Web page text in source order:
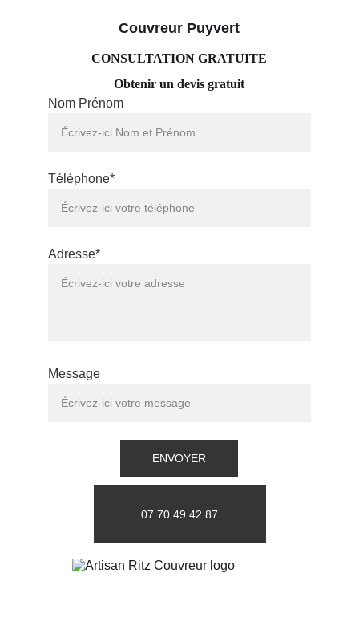
CONSULTATION GRATUITE
Obtenir un devis gratuit
Nom Prénom
Téléphone*
Adresse*
Message
ENVOYER
07 70 49 42 87
Couvreur Puyvert